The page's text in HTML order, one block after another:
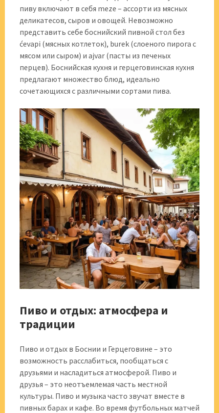
пиву включают в себя meze – ассорти из мясных
деликатесов, сыров и овощей. Невозможно
представить себе боснийский пивной стол без
ćevapi (мясных котлеток), burek (слоеного пирога с
мясом или сыром) и ajvar (пасты из печеных
перцев). Боснийская кухня и герцеговинская кухня
предлагают множество блюд, идеально
сочетающихся с различными сортами пива.
Пиво и отдых: атмосфера и
традиции
Пиво и отдых в Боснии и Герцеговине – это
возможность расслабиться, пообщаться с
друзьями и насладиться атмосферой. Пиво и
друзья – это неотъемлемая часть местной
культуры. Пиво и музыка часто звучат вместе в
пивных барах и кафе. Во время футбольных матчей